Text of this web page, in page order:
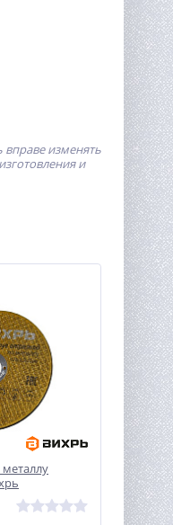
вправе изменять
и